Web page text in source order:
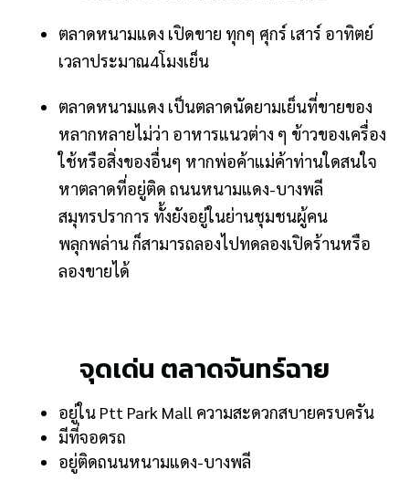
ตลาดหนามแดง เปิดขาย ทุกๆ ศุกร์ เสาร์ อาทิตย์
เวลาประมาณ4โมงเย็น
ตลาดหนามแดง เป็นตลาดนัดยามเย็นที่ขายของ
หลากหลายไม่ว่า อาหารแนวต่าง ๆ ข้าวของเครื่อง
ใช้หรือสิ่งของอื่นๆ หากพ่อค้าแม่ค้าท่านใดสนใจ
หาตลาดที่อยู่ติด ถนนหนามแดง-บางพลี
สมุทรปราการ ทั้งยังอยู่ในย่านชุมชนผู้คน
พลุกพล่าน ก็สามารถลองไปทดลองเปิดร้านหรือ
ลองขายได้
จุดเด่น ตลาดจันทร์ฉาย
อยู่ใน Ptt Park Mall ความสะดวกสบายครบครัน
มีที่จอดรถ
อยู่ติดถนนหนามแดง-บางพลี